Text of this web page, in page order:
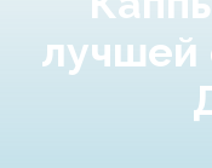
лучшей